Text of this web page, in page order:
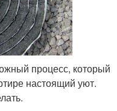
процесс, который
настоящий уют.